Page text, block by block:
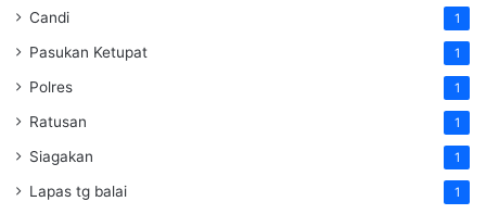
Candi 1
Pasukan Ketupat 1
Polres 1
Ratusan 1
Siagakan 1
Lapas tg balai 1